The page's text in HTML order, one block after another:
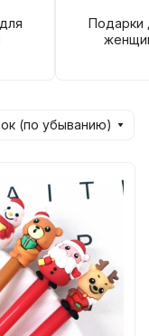
Подарки
(по убыванию)